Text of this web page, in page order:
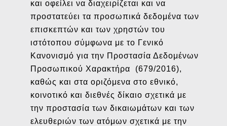
και οφείλει να διαχειρίζεται και να
προστατεύει τα προσωπικά δεδομένα των
επισκεπτών και των χρηστών του
ιστότοπου σύμφωνα με το Γενικό
Κανονισμό για την Προστασία Δεδομένων
Προσωπικού Χαρακτήρα (679/2016),
καθώς και στα οριζόμενα στο εθνικό,
κοινοτικό και διεθνές δίκαιο σχετικά με
την προστασία των δικαιωμάτων και των
ελευθεριών των ατόμων σχετικά με την